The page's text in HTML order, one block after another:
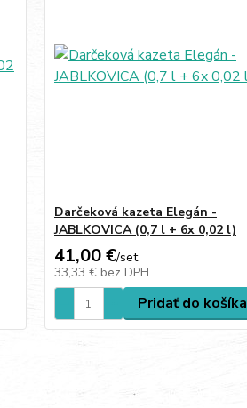
Darčeková kazeta Elegán -
JABLKOVICA (0,7 l + 6x 0,02 l)
41,00 €/set
33,33 € bez DPH
Pridať do košíka